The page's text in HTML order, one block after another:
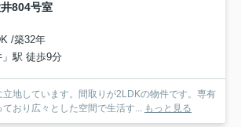
804号室
/築32年
駅 徒歩9分
地しています。間取りが2LDKの物件です。専有
おり広々とした空間で生活す... もっと見る